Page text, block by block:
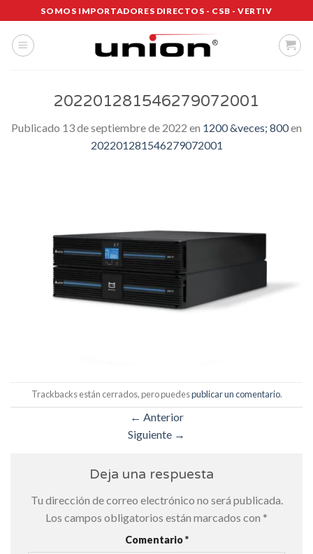
al
contenido
SOMOS IMPORTADORES DIRECTOS - CSB - VERTIV
202201281546279072001
Publicado 13 de septiembre de 2022 en 1200 &veces; 800en
202201281546279072001
Trackbacks están cerrados, pero puedespublicar un comentario.
← Anterior
Siguiente →
Deja una respuesta
Tu dirección de correo electrónico no será publicada.
Los campos obligatorios están marcados con *
Comentario*